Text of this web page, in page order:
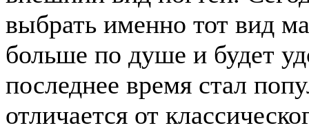
выбрать именно тот вид
больше по душе и будет
последнее время стал
отличается от